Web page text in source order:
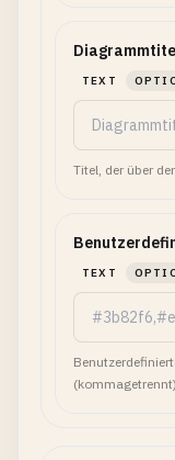
TEXT
Titel, der über
TEXT